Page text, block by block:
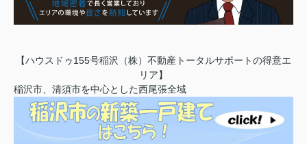
【ハウスドゥ155号稲沢（株）不動産トータルサポートの得意エ
リア】
稲沢市、清須市を中心とした西尾張全域